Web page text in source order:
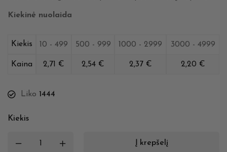
Kiekinė nuolaida
Kiekis 10 - 499 500 - 999 1000 - 2999 3000 - 4999
Kaina 2,71 € 2,54 € 2,37 € 2,20 €
Liko 1444
Kiekis
Į krepšelį